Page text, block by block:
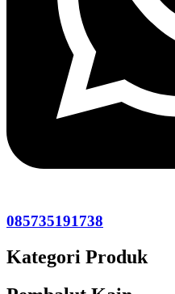
085735191738
Kategori Produk